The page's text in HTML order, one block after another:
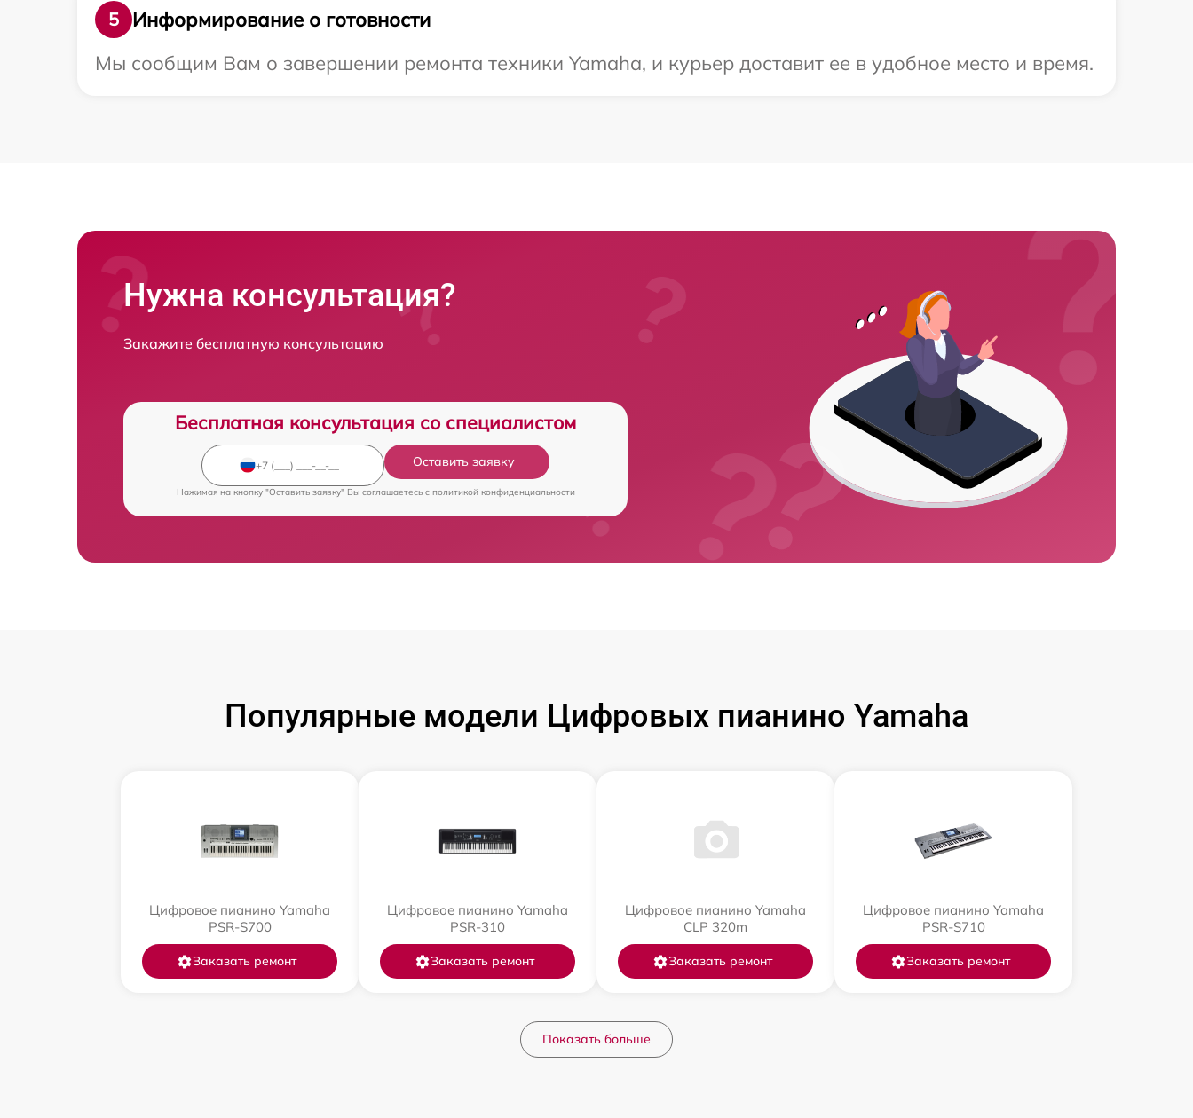
5
Информирование о готовности
Мы сообщим Вам о завершении ремонта техники Yamaha, и курьер доставит ее в удобное место и время.
Нужна консультация?
Закажите бесплатную консультацию
Бесплатная консультация со специалистом
Оставить заявку
Нажимая на кнопку "Оставить заявку" Вы соглашаетесь c политикой конфиденциальности
Популярные модели Цифровых пианино Yamaha
Цифровое пианино Yamaha
PSR-S700
Заказать ремонт
Цифровое пианино Yamaha
PSR-310
Заказать ремонт
Цифровое пианино Yamaha
CLP 320m
Заказать ремонт
Цифровое пианино Yamaha
PSR-S710
Заказать ремонт
Показать больше